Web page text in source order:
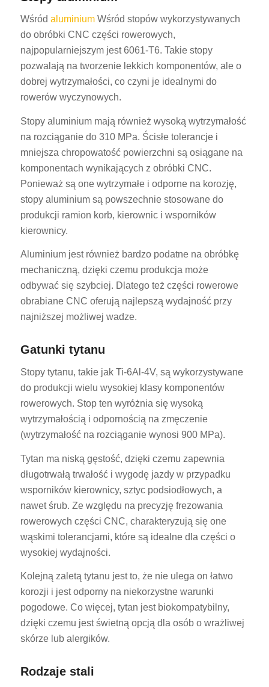
Wśród aluminium Wśród stopów wykorzystywanych
do obróbki CNC części rowerowych,
najpopularniejszym jest 6061-T6. Takie stopy
pozwalają na tworzenie lekkich komponentów, ale o
dobrej wytrzymałości, co czyni je idealnymi do
rowerów wyczynowych.
Stopy aluminium mają również wysoką wytrzymałość
na rozciąganie do 310 MPa. Ścisłe tolerancje i
mniejsza chropowatość powierzchni są osiągane na
komponentach wynikających z obróbki CNC.
Ponieważ są one wytrzymałe i odporne na korozję,
stopy aluminium są powszechnie stosowane do
produkcji ramion korb, kierownic i wsporników
kierownicy.
Aluminium jest również bardzo podatne na obróbkę
mechaniczną, dzięki czemu produkcja może
odbywać się szybciej. Dlatego też części rowerowe
obrabiane CNC oferują najlepszą wydajność przy
najniższej możliwej wadze.
Gatunki tytanu
Stopy tytanu, takie jak Ti-6Al-4V, są wykorzystywane
do produkcji wielu wysokiej klasy komponentów
rowerowych. Stop ten wyróżnia się wysoką
wytrzymałością i odpornością na zmęczenie
(wytrzymałość na rozciąganie wynosi 900 MPa).
Tytan ma niską gęstość, dzięki czemu zapewnia
długotrwałą trwałość i wygodę jazdy w przypadku
wsporników kierownicy, sztyc podsiodłowych, a
nawet śrub. Ze względu na precyzję frezowania
rowerowych części CNC, charakteryzują się one
wąskimi tolerancjami, które są idealne dla części o
wysokiej wydajności.
Kolejną zaletą tytanu jest to, że nie ulega on łatwo
korozji i jest odporny na niekorzystne warunki
pogodowe. Co więcej, tytan jest biokompatybilny,
dzięki czemu jest świetną opcją dla osób o wrażliwej
skórze lub alergików.
Rodzaje stali